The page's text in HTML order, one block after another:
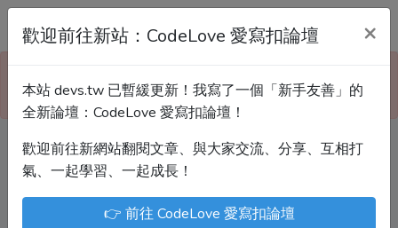
Devs.tw 寫程式討論區
請到新網站「CodeLove 愛寫扣論壇」！
Devs.tw 是讓工程師寫筆記、網誌的平台。歡迎
您隨手紀錄、寫作，方便日後搜尋！
尤川豪
Enoxs
chenjenping
歡迎前往新站：CodeLove 愛寫扣論壇 ×
本站 devs.tw 已暫緩更新！我寫了一個「新手友善」的
全新論壇：CodeLove 愛寫扣論壇！
歡迎前往新網站翻閱文章、與大家交流、分享、互相打
氣、一起學習、一起成長！
👉 前往 CodeLove 愛寫扣論壇